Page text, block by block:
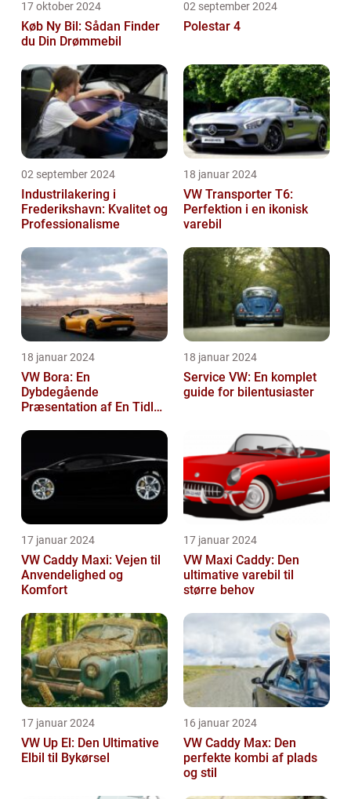
17 oktober 2024
Køb Ny Bil: Sådan Finder
du Din Drømmebil
02 september 2024
Polestar 4
02 september 2024
Industrilakering i
Frederikshavn: Kvalitet og
Professionalisme
18 januar 2024
VW Transporter T6:
Perfektion i en ikonisk
varebil
18 januar 2024
VW Bora: En
Dybdegående
Præsentation af En Tidløs
18 januar 2024
Service VW: En komplet
guide for bilentusiaster
17 januar 2024
VW Caddy Maxi: Vejen til
Anvendelighed og
Komfort
17 januar 2024
VW Maxi Caddy: Den
ultimative varebil til
større behov
17 januar 2024
VW Up El: Den Ultimative
Elbil til Bykørsel
16 januar 2024
VW Caddy Max: Den
perfekte kombi af plads
og stil